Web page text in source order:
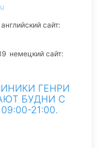
сайт:
немецкий сайт:
ГЕНРИ
БУДНИ С
21:00.